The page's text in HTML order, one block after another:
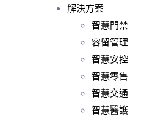
解決方案
智慧門禁
容留管理
智慧安控
智慧零售
智慧交通
智慧醫護